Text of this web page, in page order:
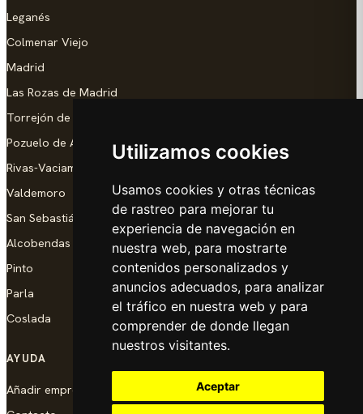
Utilizamos cookies
Usamos cookies y otras técnicas
de rastreo para mejorar tu
experiencia de navegación en
nuestra web, para mostrarte
contenidos personalizados y
anuncios adecuados, para analizar
el tráfico en nuestra web y para
comprender de donde llegan
nuestros visitantes.
Aceptar
Leganés
Colmenar Viejo
Madrid
Las Rozas de Madrid
Torrejón de Ardoz
Pozuelo de Alarcón
Rivas-Vaciamadrid
Valdemoro
San Sebastián de los Reyes
Alcobendas
Pinto
Parla
Coslada
AYUDA
Añadir empresa